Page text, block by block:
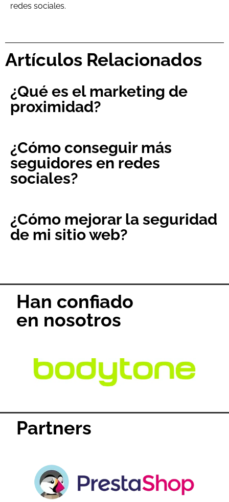
redes sociales.
Artículos Relacionados
¿Qué es el marketing de
proximidad?
¿Cómo conseguir más
seguidores en redes
sociales?
¿Cómo mejorar la seguridad
de mi sitio web?
Han confiado
en nosotros
Partners